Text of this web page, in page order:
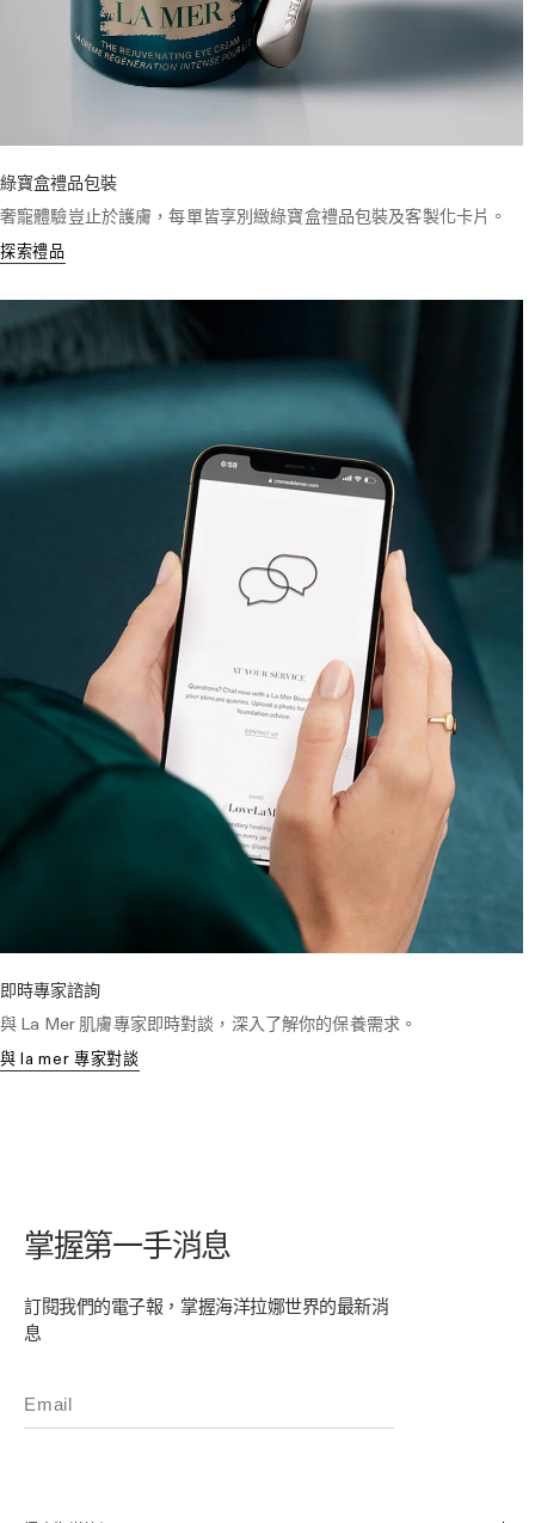
綠寶盒禮品包裝
奢寵體驗豈止於護膚，每單皆享別緻綠寶盒禮品包裝及客製化卡片。
探索禮品
即時專家諮詢
與 La Mer 肌膚專家即時對談，深入了解你的保養需求。
與 la mer 專家對談
掌握第一手消息
訂閱我們的電子報，掌握海洋拉娜世界的最新消
息